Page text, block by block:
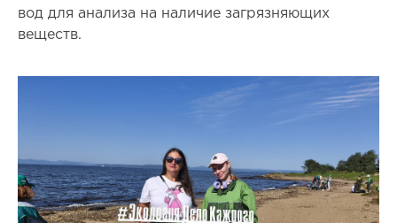
вод для анализа на наличие загрязняющих
веществ.